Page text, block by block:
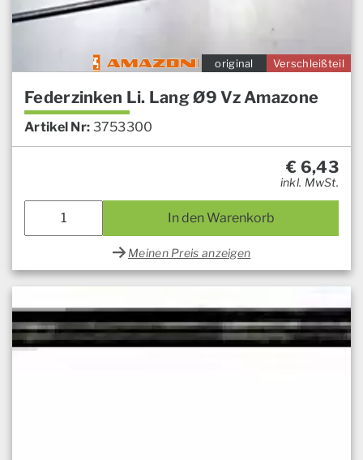
Verschleißteil
original
Federzinken Li. Lang Ø9 Vz Amazone
Artikel Nr: 3753300
€ 6,43
inkl. MwSt.
In den Warenkorb
Meinen Preis anzeigen